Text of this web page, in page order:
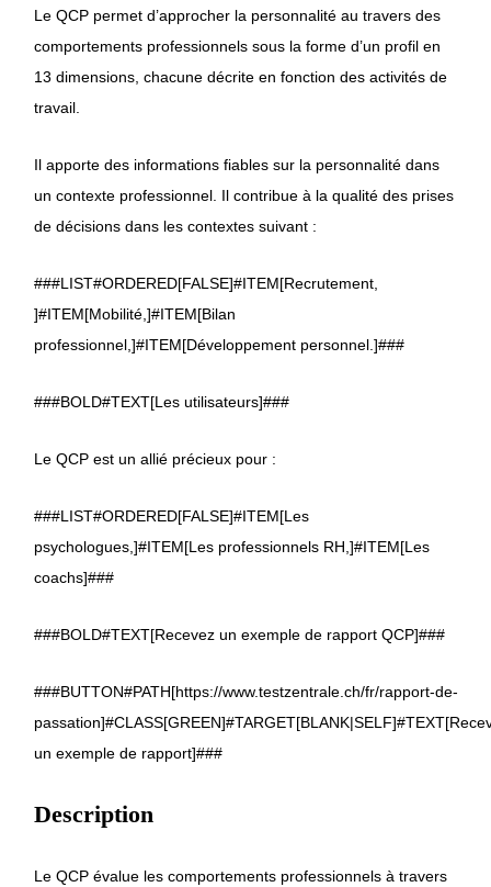
Le QCP permet d’approcher la personnalité au travers des
comportements professionnels sous la forme d’un profil en
13 dimensions, chacune décrite en fonction des activités de
travail.
Il apporte des informations fiables sur la personnalité dans
un contexte professionnel. Il contribue à la qualité des prises
de décisions dans les contextes suivant :
###LIST#ORDERED[FALSE]#ITEM[Recrutement,
]#ITEM[Mobilité,]#ITEM[Bilan
professionnel,]#ITEM[Développement personnel.]###
###BOLD#TEXT[Les utilisateurs]###
Le QCP est un allié précieux pour :
###LIST#ORDERED[FALSE]#ITEM[Les
psychologues,]#ITEM[Les professionnels RH,]#ITEM[Les
coachs]###
###BOLD#TEXT[Recevez un exemple de rapport QCP]###
###BUTTON#PATH[https://www.testzentrale.ch/fr/rapport-de-
un exemple de rapport]###
Description
Le QCP évalue les comportements professionnels à travers